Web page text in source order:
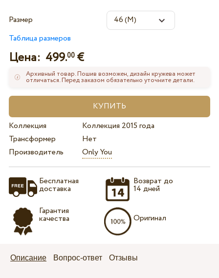
Размер
Таблица размеров
Цена: 499.00€
Архивный товар. Пошив возможен, дизайн кружева может
отличаться. Перед заказом обязательно уточните детали.
Коллекция
Коллекция 2015 года
Трансформер
Нет
Производитель
Only You
Бесплатная
доставка
Гарантия
качества
Возврат до
14 дней
Оригинал
Описание Вопрос-ответ Отзывы